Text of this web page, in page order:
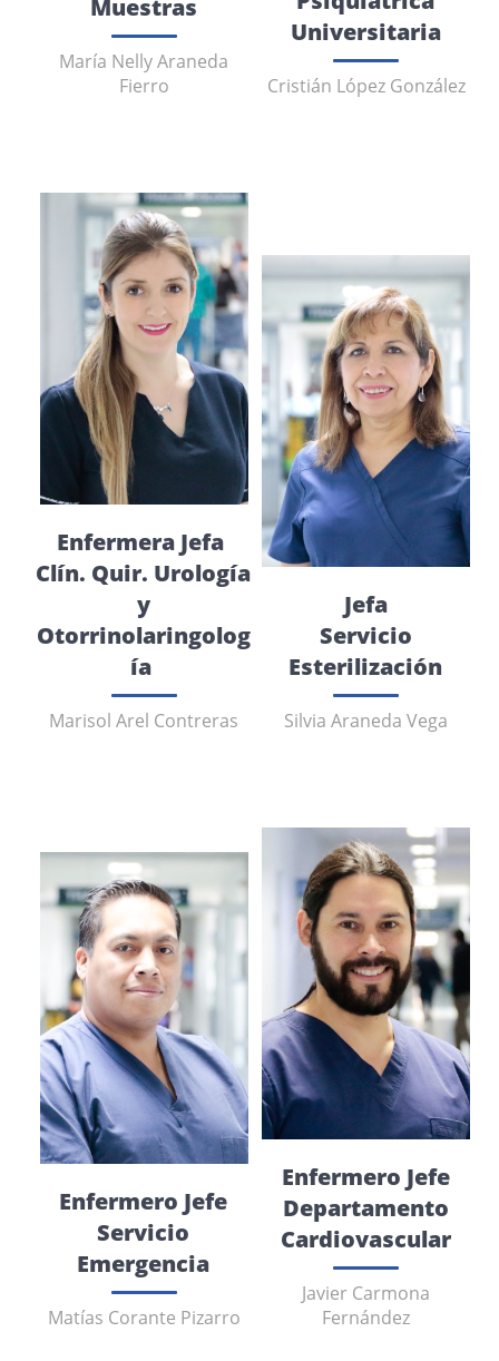
Muestras
María Nelly Araneda
Fierro
Universitaria
Cristián López González
Enfermera Jefa
Clín. Quir. Urología
y
Otorrinolaringolog
ía
Marisol Arel Contreras
Jefa
Servicio
Esterilización
Silvia Araneda Vega
Enfermero Jefe
Servicio
Emergencia
Matías Corante Pizarro
Enfermero Jefe
Departamento
Cardiovascular
Javier Carmona
Fernández